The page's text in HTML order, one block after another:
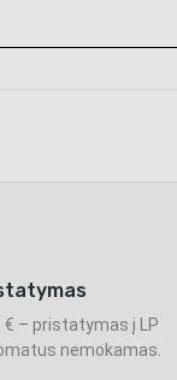
€ – pristatymas į LP
nemokamas.